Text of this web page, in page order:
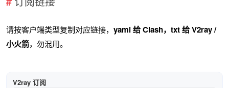
请按客户端类型复制对应链接，yaml 给 Clash，txt 给 V2ray /
小火箭，勿混用。
V2ray 订阅